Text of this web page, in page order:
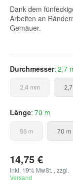
Dank dem
Arbeiten an
Gemäuer.
Durchmesser 2,7
2,4 mm2,4 mm
Länge 70 m
56 m56 m 70 m
14,75 €
inkl. 19% MwSt. , zzgl.
Versand